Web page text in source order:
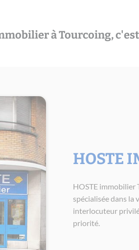
à Tourcoing,
HOSTE
HOSTE immobilier
spécialisée dans
interlocuteur
priorité.